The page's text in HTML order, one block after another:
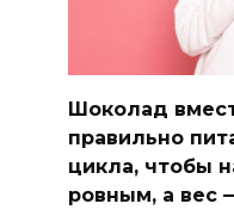
Шоколад
правильно
цикла, чтобы
ровным, а вес